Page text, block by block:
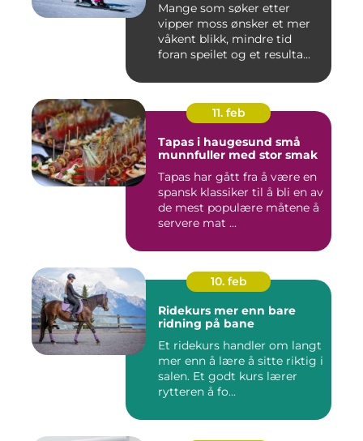
Mange som søker etter
vipper moss ønsker et mer
våkent blikk, mindre tid
foran speilet og et resulta...
11. feb
Tapas i haugesund små
munnfuller med stor smak
Tapas har gått fra å være en
spansk klassiker til å bli en av
de mest populære måtene å
servere mat ...
10. feb
Ridekurs mer enn bare
ridning på bane
Et ridekurs handler om langt
mer enn å lære å sitte riktig i
salen. Et godt kurs lærer
rytteren å fo...